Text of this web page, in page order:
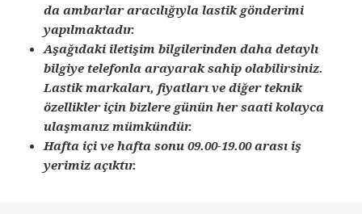
da ambarlar aracılığıyla lastik gönderimi
yapılmaktadır.
Aşağıdaki iletişim bilgilerinden daha detaylı
bilgiye telefonla arayarak sahip olabilirsiniz.
Lastik markaları, fiyatları ve diğer teknik
özellikler için bizlere günün her saati kolayca
ulaşmanız mümkündür.
Hafta içi ve hafta sonu 09.00-19.00 arası iş
yerimiz açıktır.